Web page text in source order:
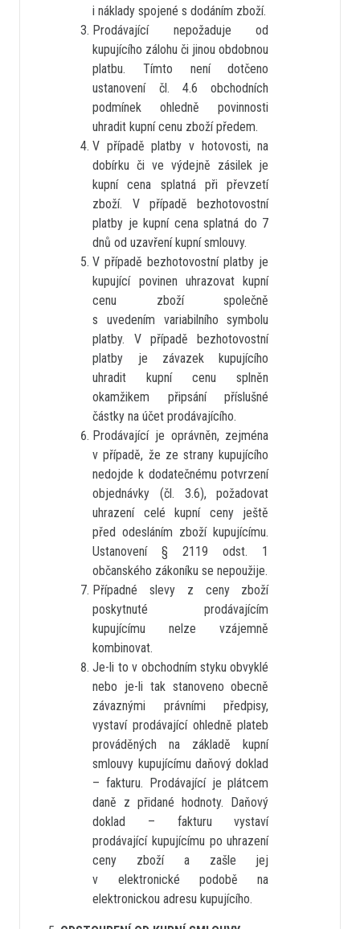
i náklady spojené s dodáním zboží.
Prodávající nepožaduje od
kupujícího zálohu či jinou obdobnou
platbu. Tímto není dotčeno
ustanovení čl. 4.6 obchodních
podmínek ohledně povinnosti
uhradit kupní cenu zboží předem.
V případě platby v hotovosti, na
dobírku či ve výdejně zásilek je
kupní cena splatná při převzetí
zboží. V případě bezhotovostní
platby je kupní cena splatná do 7
dnů od uzavření kupní smlouvy.
V případě bezhotovostní platby je
kupující povinen uhrazovat kupní
cenu zboží společně
s uvedením variabilního symbolu
platby. V případě bezhotovostní
platby je závazek kupujícího
uhradit kupní cenu splněn
okamžikem připsání příslušné
částky na účet prodávajícího.
Prodávající je oprávněn, zejména
v případě, že ze strany kupujícího
nedojde k dodatečnému potvrzení
objednávky (čl. 3.6), požadovat
uhrazení celé kupní ceny ještě
před odesláním zboží kupujícímu.
Ustanovení § 2119 odst. 1
občanského zákoníku se nepoužije.
Případné slevy z ceny zboží
poskytnuté prodávajícím
kupujícímu nelze vzájemně
kombinovat.
Je-li to v obchodním styku obvyklé
nebo je-li tak stanoveno obecně
závaznými právními předpisy,
vystaví prodávající ohledně plateb
prováděných na základě kupní
smlouvy kupujícímu daňový doklad
– fakturu. Prodávající je plátcem
daně z přidané hodnoty. Daňový
doklad – fakturu vystaví
prodávající kupujícímu po uhrazení
ceny zboží a zašle jej
v elektronické podobě na
elektronickou adresu kupujícího.